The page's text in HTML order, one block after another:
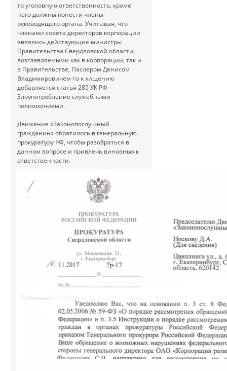
то уголовную ответственность, кроме
него должны понести члены
руководящего органа. Учитывая, что
членами совета директоров корпорации
являлись действующие министры
Правительства Свердловской области,
возглавляемыми как в корпорации, так и
в Правительстве, Паслером Денисом
Владимировичем то к хищению
добавляется статья 285 УК РФ –
Злоупотребление служебными
полномочиями.
Движение «Законопослушный
гражданин» обратилось в генеральную
прокуратуру РФ, чтобы разобраться в
данном вопросе и привлечь виновных к
ответственности.